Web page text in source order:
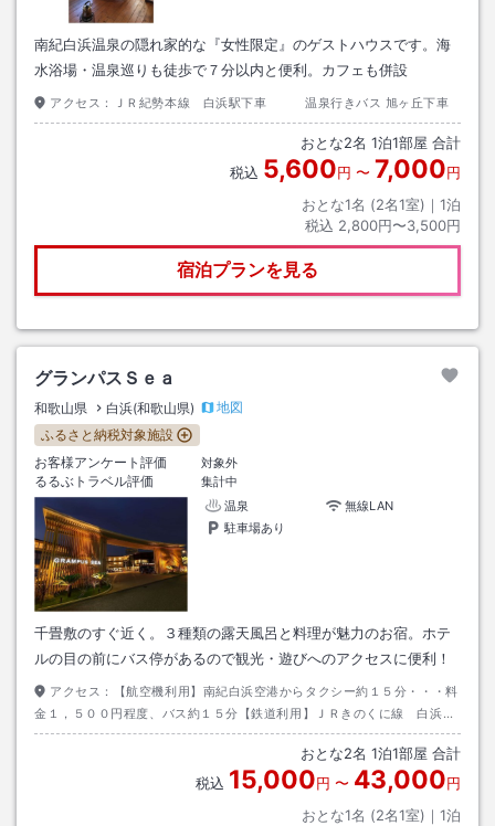
南紀白浜温泉の隠れ家的な『女性限定』のゲストハウスです。海
水浴場・温泉巡りも徒歩で７分以内と便利。カフェも併設
アクセス： ＪＲ紀勢本線 白浜駅下車 温泉行きバス 旭ヶ丘下車
おとな2名 1泊1部屋 合計
税込 5,600円 〜 7,000円
おとな1名 (2名1室)｜ 1泊
税込 2,800円〜3,500円
宿泊プランを見る
グランパスＳｅａ
和歌山県 白浜(和歌山県)
地図
ふるさと納税対象施設
お客様アンケート評価
対象外
るるぶトラベル評価
集計中
温泉
無線LAN
駐車場あり
千畳敷のすぐ近く。３種類の露天風呂と料理が魅力のお宿。ホテ
ルの目の前にバス停があるので観光・遊びへのアクセスに便利！
アクセス：
【航空機利用】南紀白浜空港からタクシー約１５分・・・料
金１，５００円程度、バス約１５分【鉄道利用】ＪＲきのくに線 白浜駅
下車【自動車利用】阪和自動車道・・・南紀白浜Ｉ．Ｃ利用
おとな2名 1泊1部屋 合計
税込 15,000円 〜 43,000円
おとな1名 (2名1室)｜ 1泊